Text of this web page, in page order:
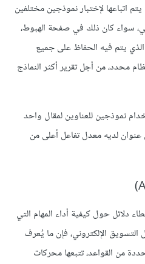
اتباعها لإختبار نموذجين مختلفين
سواء كان ذلك في صفحة الهبوط،
الذي يتم فيه الحفاظ على جميع
محدد، من أجل تقرير أكثر النماذج
نموذجين للعناوين لمقال واحد
لديه معدل تفاعل أعلى من
دلائل حول كيفية أداء المهام التي
الإلكتروني، فإن ما يُعرف
من القواعد، تتبعها محركات